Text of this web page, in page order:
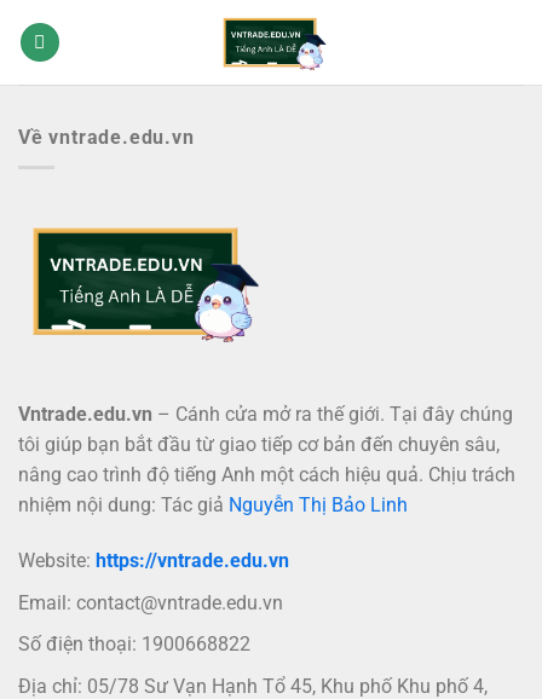
qua
Về vntrade.edu.vn
Vntrade.edu.vn – Cánh cửa mở ra thế giới. Tại đây chúng
tôi giúp bạn bắt đầu từ giao tiếp cơ bản đến chuyên sâu,
nâng cao trình độ tiếng Anh một cách hiệu quả. Chịu trách
nhiệm nội dung: Tác giả Nguyễn Thị Bảo Linh
Website: https://vntrade.edu.vn
Email: contact@vntrade.edu.vn
Số điện thoại: 1900668822
Địa chỉ: 05/78 Sư Vạn Hạnh Tổ 45, Khu phố Khu phố 4,